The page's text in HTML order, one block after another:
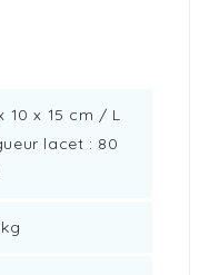
10 x 15 cm / L
lacet : 80